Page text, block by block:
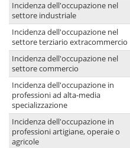
Incidenza dell'occupazione nel
settore industriale
Incidenza dell'occupazione nel
settore terziario extracommercio
Incidenza dell'occupazione nel
settore commercio
Incidenza dell'occupazione in
professioni ad alta-media
specializzazione
Incidenza dell'occupazione in
professioni artigiane, operaie o
agricole